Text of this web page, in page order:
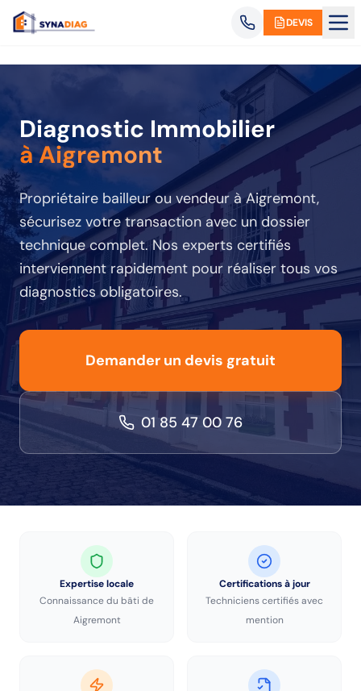
DEVIS
Diagnostic Immobilier
à Aigremont
Propriétaire bailleur ou vendeur à Aigremont,
sécurisez votre transaction avec un dossier
technique complet. Nos experts certifiés
interviennent rapidement pour réaliser tous vos
diagnostics obligatoires.
Demander un devis gratuit
01 85 47 00 76
Expertise locale
Connaissance du bâti de
Aigremont
Certifications à jour
Techniciens certifiés avec
mention
Panneau de gestion des cookies